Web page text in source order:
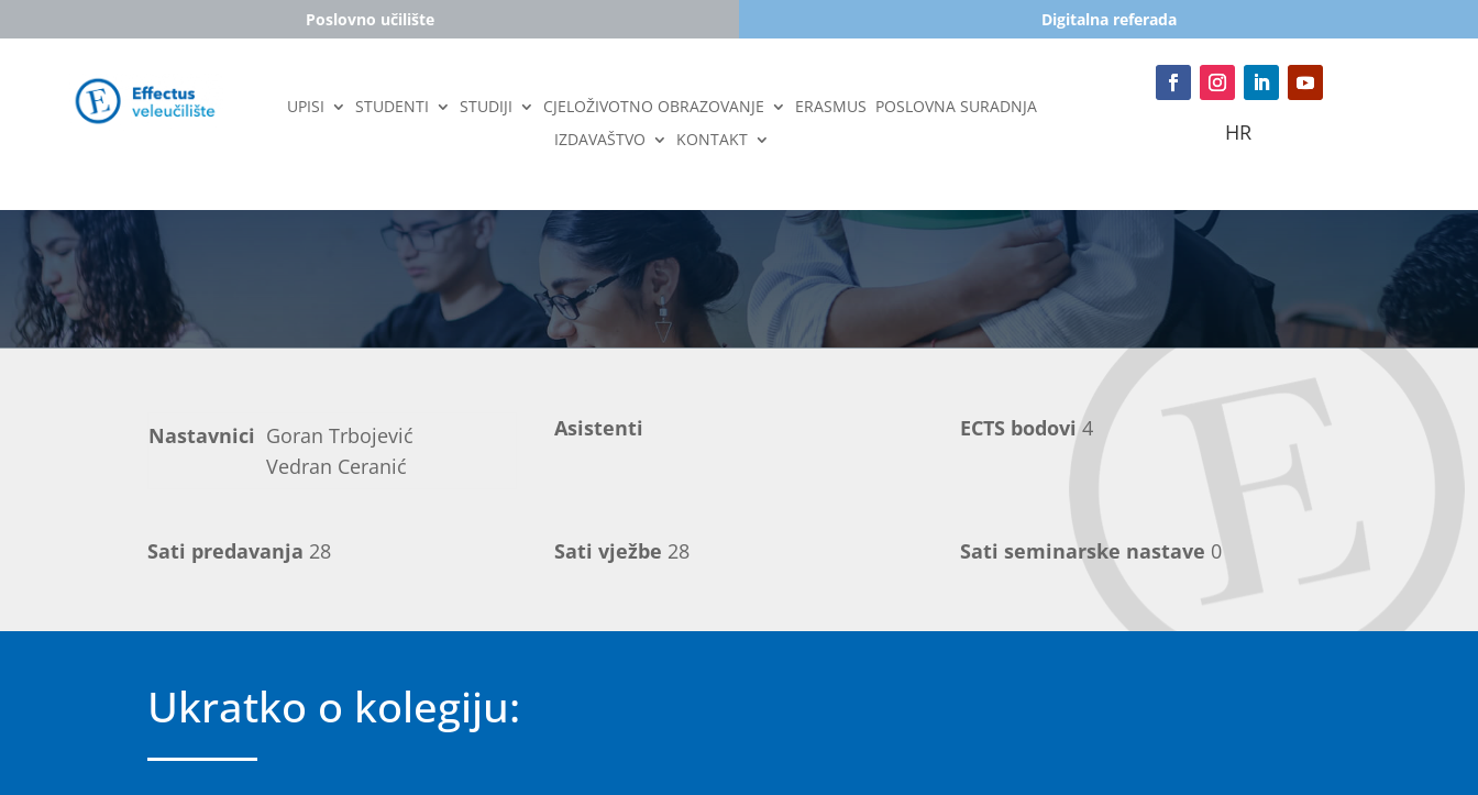
Poslovno učilište Digitalna referada
UPISI STUDENTI STUDIJI CJELOŽIVOTNO OBRAZOVANJE ERASMUS POSLOVNA SURADNJA
IZDAVAŠTVO
KONTAKT HR
Nastavnici Goran Trbojević
Vedran Ceranić
Asistenti ECTS bodovi4
Sati predavanja 28 Sati vježbe 28 Sati seminarske nastave 0
Ukratko o kolegiju: